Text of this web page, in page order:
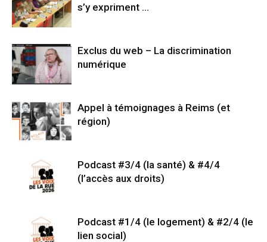
s’y expriment …
Exclus du web – La discrimination
numérique
Appel à témoignages à Reims (et
région)
Podcast #3/4 (la santé) & #4/4
(l’accès aux droits)
Podcast #1/4 (le logement) & #2/4 (le
lien social)